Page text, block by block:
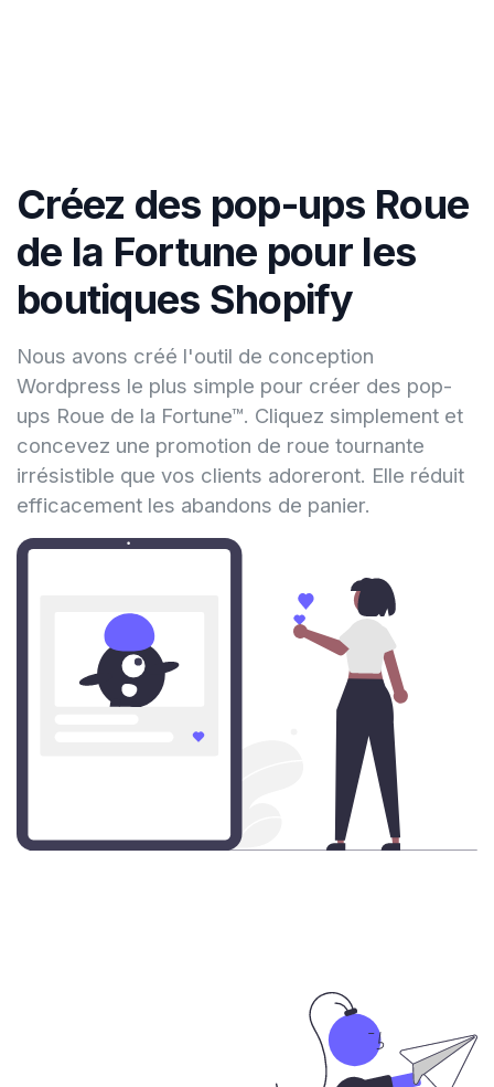
Créez des pop-ups Roue
de la Fortune pour les
boutiques Shopify
Nous avons créé l'outil de conception
Wordpress le plus simple pour créer des pop-
ups Roue de la Fortune™. Cliquez simplement et
concevez une promotion de roue tournante
irrésistible que vos clients adoreront. Elle réduit
efficacement les abandons de panier.